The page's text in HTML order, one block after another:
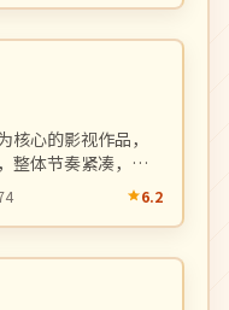
心的影视作品，
整体节奏紧凑，值
6.2